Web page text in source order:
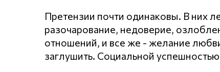
Претензии почти одинаковы. В них
разочарование, недоверие,
отношений, и все же - желание
заглушить. Социальной